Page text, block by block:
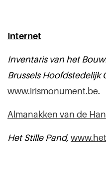
Internet
Inventaris van het
Brussels Hoofdstedelijk
www.irismonument.be.
Almanakken van de
Het Stille Pand,